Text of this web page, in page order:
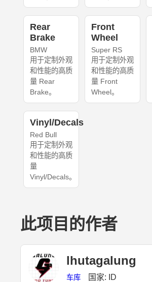
Rear
Brake
BMW
用于定制外观
和性能的高质
量 Rear
Brake。
Front
Wheel
Super RS
用于定制外观
和性能的高质
量 Front
Wheel。
Vinyl/Decals
Red Bull
用于定制外观
和性能的高质
量
Vinyl/Decals。
此项目的作者
lhutagalung
车库 国家: ID